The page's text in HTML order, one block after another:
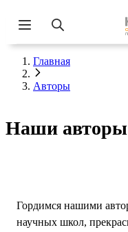
Главная
Авторы
Наши авторы
Гордимся нашими
научных школ,